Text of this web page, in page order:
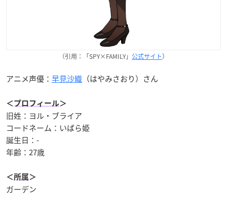
（引用：「SPY×FAMILY」 公式サイト）
アニメ声優： 早見沙織 （はやみさおり）さん
＜ プロフィール＞
旧姓：ヨル・ブライア
コードネーム：いばら姫
誕生日：-
年齢：27歳
＜所属＞
ガーデン